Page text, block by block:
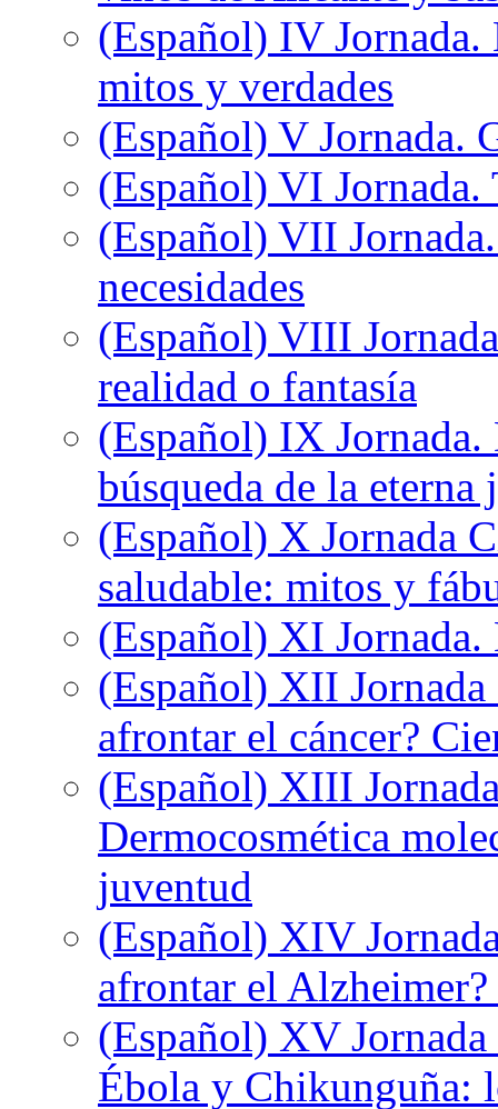
(Español) IV
mitos y verdades
(Español) V Jornada.
(Español) VI Jornada.
(Español) VII
necesidades
(Español) VIII
realidad o fantasía
(Español) IX
búsqueda de la eterna
(Español) X Jornada
saludable: mitos y
(Español) XI Jornada.
(Español) XII Jornada
afrontar el cáncer?
(Español) XIII
Dermocosmética
juventud
(Español) XIV
afrontar el
(Español) XV
Ébola y Chikunguña: